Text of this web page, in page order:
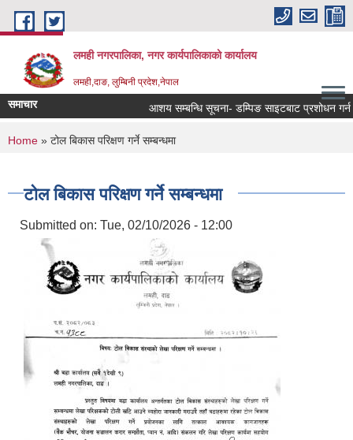
Skip to main content
लमही नगरपालिका, नगर कार्यपालिकाको कार्यालय
लमही,दाङ, लुम्बिनी प्रदेश,नेपाल
समाचार आशय सम्बन्धि सूचना- डम्पिङ साइटबाट प्रशोधन गर्न
You are here
Home » टोल बिकास परिक्षण गर्ने सम्बन्धमा
टोल बिकास परिक्षण गर्ने सम्बन्धमा
Submitted on: Tue, 02/10/2026 - 12:00